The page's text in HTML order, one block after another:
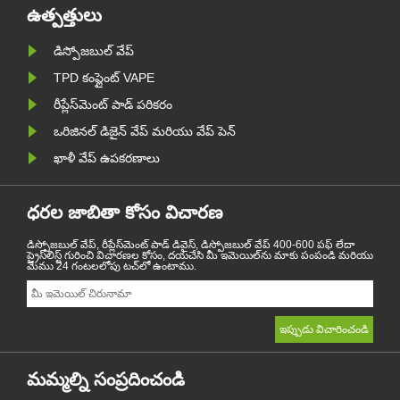
ఉత్పత్తులు
డిస్పోజబుల్ వేప్
TPD కంప్లైంట్ VAPE
రీప్లేస్‌మెంట్ పాడ్ పరికరం
ఒరిజినల్ డిజైన్ వేప్ మరియు వేప్ పెన్
ఖాళీ వేప్ ఉపకరణాలు
ధరల జాబితా కోసం విచారణ
డిస్పోజబుల్ వేప్, రీప్లేస్‌మెంట్ పాడ్ డివైస్, డిస్పోజబుల్ వేప్ 400-600 పఫ్ లేదా
ప్రైస్‌లిస్ట్ గురించి విచారణల కోసం, దయచేసి మీ ఇమెయిల్‌ను మాకు పంపండి మరియు
మేము 24 గంటలలోపు టచ్‌లో ఉంటాము.
మమ్మల్ని సంప్రదించండి